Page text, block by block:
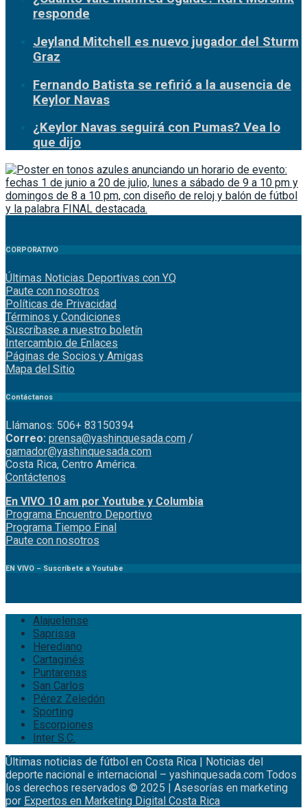
responde
Jeyland Mitchell es nuevo jugador del Sturm
Graz
Fernando Batista se refirió a la ausencia de
Keylor Navas
¿Keylor Navas seguirá con Pumas? Vea lo
que dijo
CORPORATIVO
Últimas Noticias Deportivas con YQ
Paute con nosotros
Políticas de Privacidad
Términos y Condiciones
Suscríbase a nuestro boletín
Intercambio de Enlaces
Páginas de Socios y Amigas
Mapa del Sitio
Contáctanos
Llámanos: 506+ 83150394
Correo: prensa@yashinquesada.com /
gamador@yashinquesada.com
Costa Rica, Centro América.
Contáctenos
En VIVO 10 am por Youtube y Columbia
Programa Encuentro Deportivo
Programa Tiempo Final
Paute con nosotros
EN VIVO – Suscríbete a Youtube
Alajuelense
Saprissa
Herediano
Cartaginés
Puntarenas
San Carlos
Pérez Zeledón
Sporting
Escorpiones
Inter S.C.
Últimas noticias de fútbol en Costa Rica | Noticias del
deporte nacional e internacional – yashinquesada.com Todos
los derechos reservados © 2025 | Asesorías en marketing
por Expertos en Marketing Digital Costa Rica